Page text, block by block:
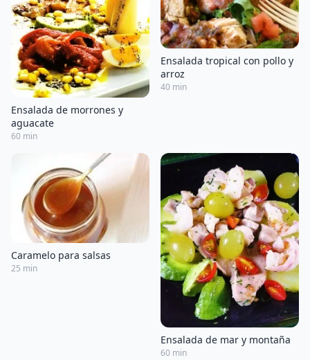
Ensalada de morrones y
aguacate
60 min
Ensalada tropical con pollo y
arroz
40 min
Caramelo para salsas
25 min
Ensalada de mar y montaña
60 min